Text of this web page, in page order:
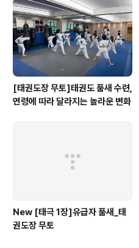
[태권도장 무토]태권도 품새 수련,
연령에 따라 달라지는 놀라운 변화
New [태극 1장]유급자 품새_태
권도장 무토